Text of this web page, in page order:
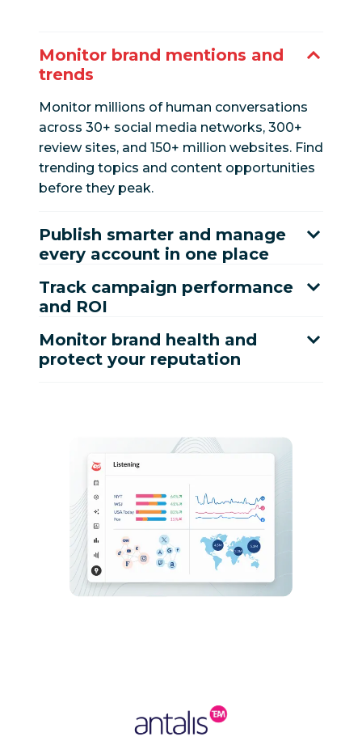
Monitor brand mentions and
trends
Monitor millions of human conversations
across 30+ social media networks, 300+
review sites, and 150+ million websites. Find
trending topics and content opportunities
before they peak.
Publish smarter and manage
every account in one place
Track campaign performance
and ROI
Monitor brand health and
protect your reputation